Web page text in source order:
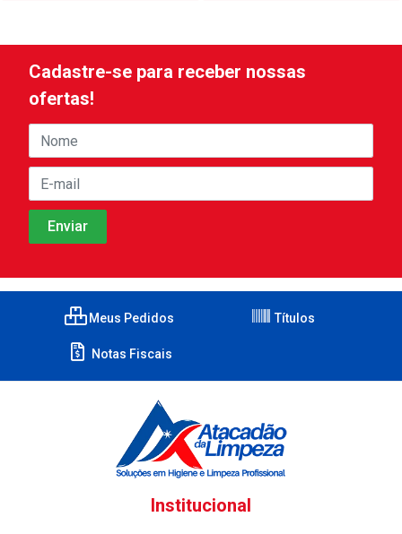
Cadastre-se para receber nossas
ofertas!
Meus Pedidos Títulos
Notas Fiscais
Institucional